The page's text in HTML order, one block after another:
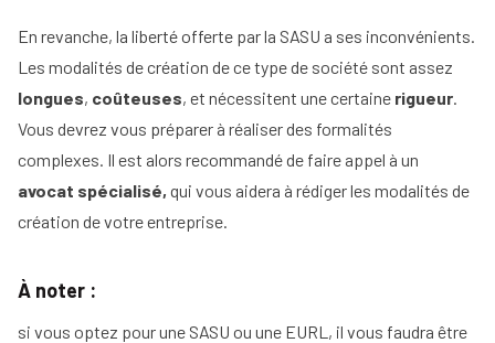
En revanche, la liberté offerte par la SASU a ses inconvénients.
Les modalités de création de ce type de société sont assez
longues, coûteuses, et nécessitent une certaine rigueur
Vous devrez vous préparer à réaliser des formalités
complexes. Il est alors recommandé de faire appel à un
avocat spécialisé, qui vous aidera à rédiger les modalités de
création de votre entreprise.
À noter :
si vous optez pour une SASU ou une EURL, il vous faudra être